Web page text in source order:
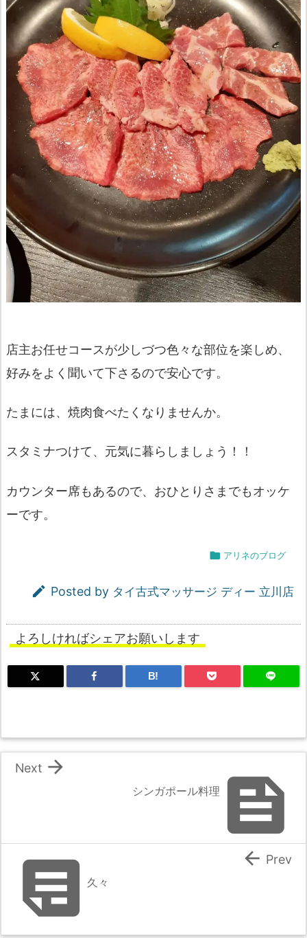
店主お任せコースが少しづつ色々な部位を楽しめ、
好みをよく聞いて下さるので安心です。
たまには、焼肉食べたくなりませんか。
スタミナつけて、元気に暮らしましょう！！
カウンター席もあるので、おひとりさまでもオッケ
ーです。
 アリネのブログ
 Posted by タイ古式マッサージ ディー 立川店
よろしければシェアお願いします
B!

シンガポール料理

Next
久々
 Prev